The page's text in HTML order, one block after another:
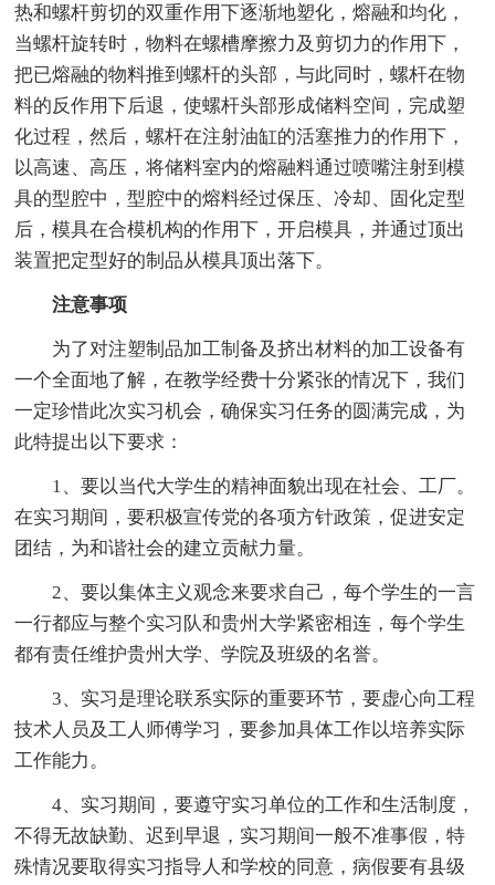
热和螺杆剪切的双重作用下逐渐地塑化，熔融和均化，
当螺杆旋转时，物料在螺槽摩擦力及剪切力的作用下，
把已熔融的物料推到螺杆的头部，与此同时，螺杆在物
料的反作用下后退，使螺杆头部形成储料空间，完成塑
化过程，然后，螺杆在注射油缸的活塞推力的作用下，
以高速、高压，将储料室内的熔融料通过喷嘴注射到模
具的型腔中，型腔中的熔料经过保压、冷却、固化定型
后，模具在合模机构的作用下，开启模具，并通过顶出
装置把定型好的制品从模具顶出落下。
注意事项
为了对注塑制品加工制备及挤出材料的加工设备有
一个全面地了解，在教学经费十分紧张的情况下，我们
一定珍惜此次实习机会，确保实习任务的圆满完成，为
此特提出以下要求：
1、要以当代大学生的精神面貌出现在社会、工厂。
在实习期间，要积极宣传党的各项方针政策，促进安定
团结，为和谐社会的建立贡献力量。
2、要以集体主义观念来要求自己，每个学生的一言
一行都应与整个实习队和贵州大学紧密相连，每个学生
都有责任维护贵州大学、学院及班级的名誉。
3、实习是理论联系实际的重要环节，要虚心向工程
技术人员及工人师傅学习，要参加具体工作以培养实际
工作能力。
4、实习期间，要遵守实习单位的工作和生活制度，
不得无故缺勤、迟到早退，实习期间一般不准事假，特
殊情况要取得实习指导人和学校的同意，病假要有县级